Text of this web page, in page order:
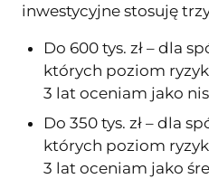
inwestycyjne stosuję
Do 600 tys. zł – dla
których poziom
3 lat oceniam jako
Do 350 tys. zł – dla
których poziom
3 lat oceniam jako